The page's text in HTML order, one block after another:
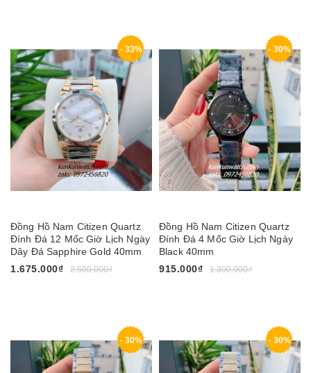
- 33%
Đồng Hồ Nam Citizen Quartz
Đính Đá 12 Mốc Giờ Lịch Ngày
Dây Đá Sapphire Gold 40mm
1.675.000₫
2.500.000₫
- 30%
Đồng Hồ Nam Citizen Quartz
Đính Đá 4 Mốc Giờ Lịch Ngày
Black 40mm
915.000₫
1.300.000₫
- 30% - 30%